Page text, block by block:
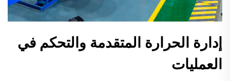
إدارة الحرارة المتقدمة والتحكم في
العمليات